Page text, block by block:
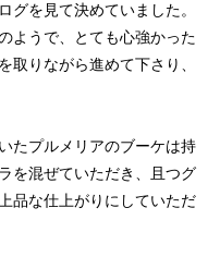
グを見て決めていました。
ようで、とても心強かった
取りながら進めて下さり、
たプルメリアのブーケは持
を混ぜていただき、且つグ
品な仕上がりにしていただ